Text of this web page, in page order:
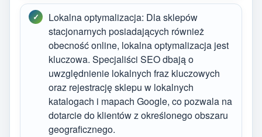
Lokalna optymalizacja: Dla sklepów
stacjonarnych posiadających również
obecność online, lokalna optymalizacja jest
kluczowa. Specjaliści SEO dbają o
uwzględnienie lokalnych fraz kluczowych
oraz rejestrację sklepu w lokalnych
katalogach i mapach Google, co pozwala na
dotarcie do klientów z określonego obszaru
geograficznego.